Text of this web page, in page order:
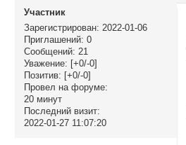
Участник
Зарегистрирован: 2022-01-06
Приглашений: 0
Сообщений: 21
Уважение: [+0/-0]
Позитив: [+0/-0]
Провел на форуме:
20 минут
Последний визит:
2022-01-27 11:07:20